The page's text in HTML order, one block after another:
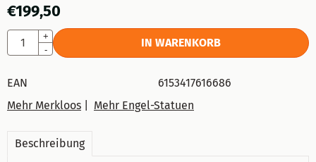
€199,50
Anzahl
+
-
IN WARENKORB
EAN
6153417616686
Mehr Merkloos
Mehr Engel-Statuen
Beschreibung